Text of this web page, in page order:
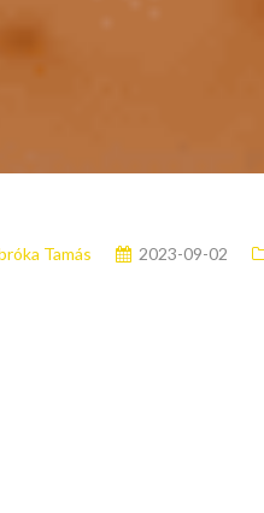
Tamás 2023-09-02